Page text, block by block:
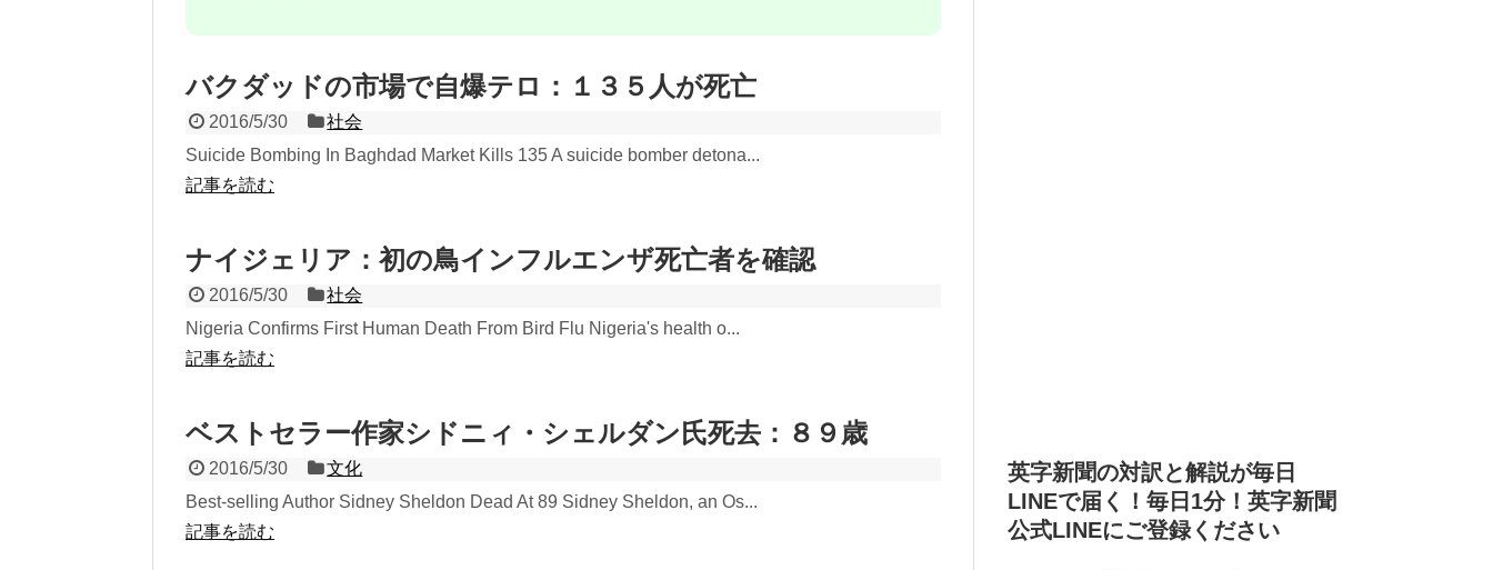
バクダッドの市場で自爆テロ：１３５人が死亡
2016/5/30
社会
Suicide Bombing In Baghdad Market Kills 135 A suicide bomber detona...
記事を読む
ナイジェリア：初の鳥インフルエンザ死亡者を確認
2016/5/30
社会
Nigeria Confirms First Human Death From Bird Flu Nigeria's health o...
記事を読む
ベストセラー作家シドニィ・シェルダン氏死去：８９歳
2016/5/30
文化
Best-selling Author Sidney Sheldon Dead At 89 Sidney Sheldon, an Os...
記事を読む
英字新聞の対訳と解説が毎日
LINEで届く！毎日1分！英字新聞
公式LINEにご登録ください